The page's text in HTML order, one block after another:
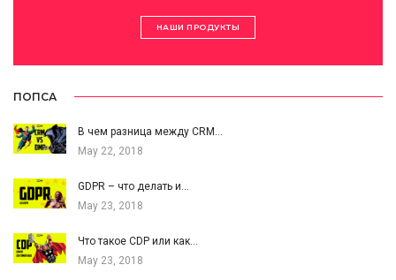
НАШИ ПРОДУКТЫ
ПОПСА
В чем разница между CRM…
May 22, 2018
GDPR – что делать и…
May 23, 2018
Что такое CDP или как…
May 23, 2018